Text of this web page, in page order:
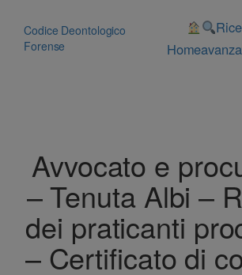
contenuto
Codice Deontologico
Forense
Home
Avvocato e
– Tenuta Albi –
dei praticanti
– Certificato di